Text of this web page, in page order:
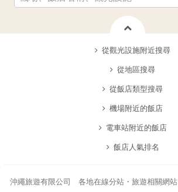
從觀光設施附近搜尋
從地區搜尋
從飯店類型搜尋
機場附近的飯店
電車站附近的飯店
飯店人氣排名
沖繩旅遊有限公司 各地在線分站・旅遊相關網站